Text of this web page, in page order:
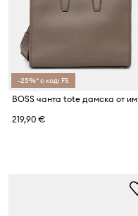
-25%* с код: FS
219,90 €